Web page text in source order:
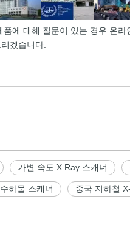
품에 대해 질문이 있는 경우 온
겠습니다.
가변 속도 X Ray 스캐너
하물 스캐너 중국 지하철